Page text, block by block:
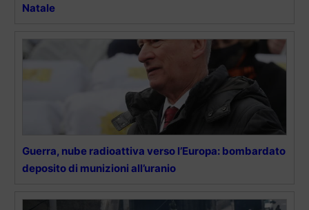
Natale
Guerra, nube radioattiva verso l’Europa: bombardato
deposito di munizioni all’uranio